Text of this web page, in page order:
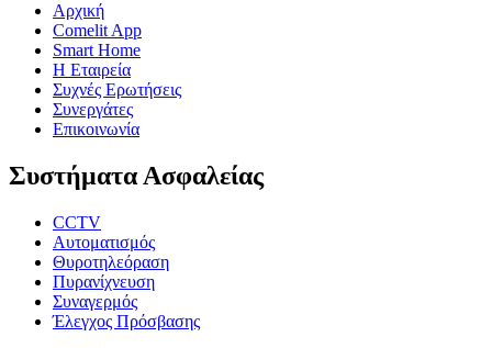
Αρχική
Comelit App
Smart Home
Η Εταιρεία
Συχνές Ερωτήσεις
Συνεργάτες
Επικοινωνία
Συστήματα Ασφαλείας
CCTV
Αυτοματισμός
Θυροτηλεόραση
Πυρανίχνευση
Συναγερμός
Έλεγχος Πρόσβασης